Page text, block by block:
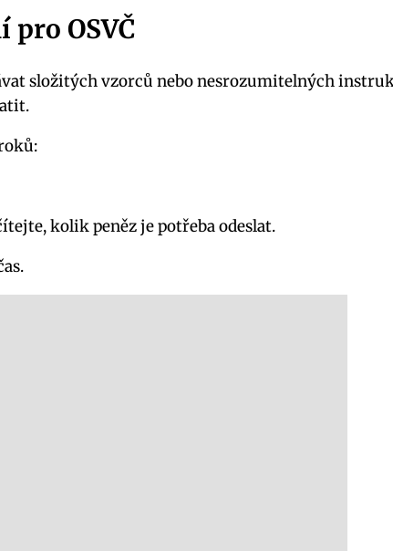
OSVČ
složitých vzorců nebo nesrozumitelných
kolik peněz je potřeba odeslat.